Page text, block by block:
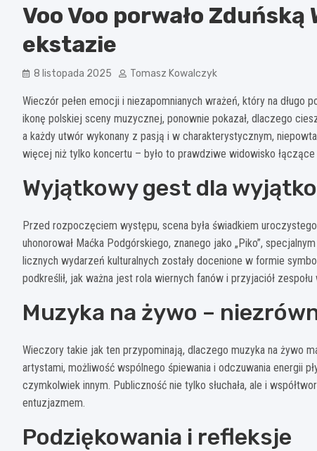
Voo Voo porwało
ekstazie
8 listopada 2025 Tomasz Kowalczyk
Wieczór pełen emocji i niezapomnianych wrażeń, który na długo
ikonę polskiej sceny muzycznej, ponownie pokazał, dlaczego
a każdy utwór wykonany z pasją i w charakterystycznym,
więcej niż tylko koncertu – było to prawdziwe widowisko
Wyjątkowy gest dla
Przed rozpoczęciem występu, scena była świadkiem
uhonorował Maćka Podgórskiego, znanego jako „Piko”,
licznych wydarzeń kulturalnych zostały docenione w formie
podkreślił, jak ważna jest rola wiernych fanów i przyjaciół
Muzyka na żywo –
Wieczory takie jak ten przypominają, dlaczego muzyka na żywo
artystami, możliwość wspólnego śpiewania i odczuwania energii
czymkolwiek innym. Publiczność nie tylko słuchała, ale i
entuzjazmem.
Podziękowania i refleksje